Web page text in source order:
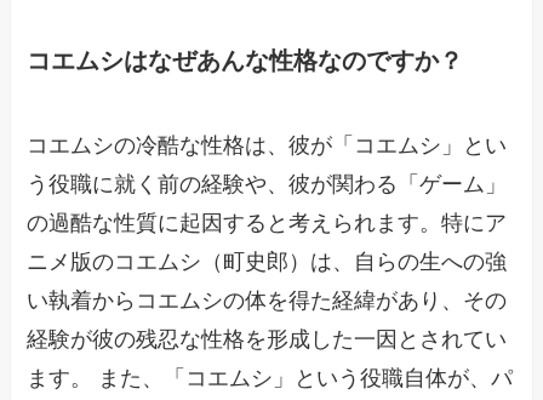
コエムシはなぜあんな性格なのですか？
コエムシの冷酷な性格は、彼が「コエムシ」とい
う役職に就く前の経験や、彼が関わる「ゲーム」
の過酷な性質に起因すると考えられます。特にア
ニメ版のコエムシ（町史郎）は、自らの生への強
い執着からコエムシの体を得た経緯があり、その
経験が彼の残忍な性格を形成した一因とされてい
ます。 また、「コエムシ」という役職自体が、パ